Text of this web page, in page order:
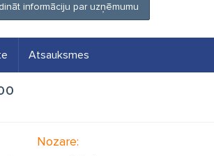
informāciju par uzņēmumu
Atsauksmes
Nozare: